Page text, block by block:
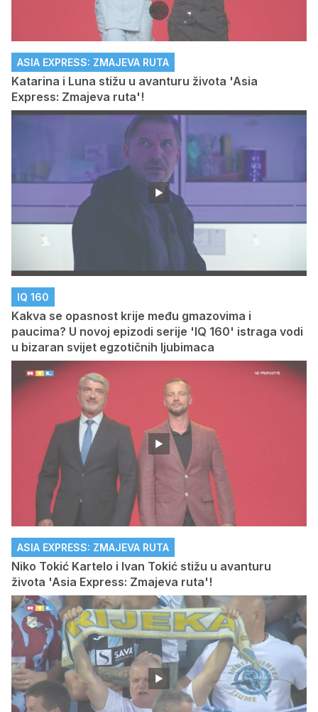
ASIA EXPRESS: ZMAJEVA RUTA
Katarina i Luna stižu u avanturu života 'Asia
Express: Zmajeva ruta'!
IQ 160
Kakva se opasnost krije među gmazovima i
paucima? U novoj epizodi serije 'IQ 160' istraga vodi
u bizaran svijet egzotičnih ljubimaca
ASIA EXPRESS: ZMAJEVA RUTA
Niko Tokić Kartelo i Ivan Tokić stižu u avanturu
života 'Asia Express: Zmajeva ruta'!